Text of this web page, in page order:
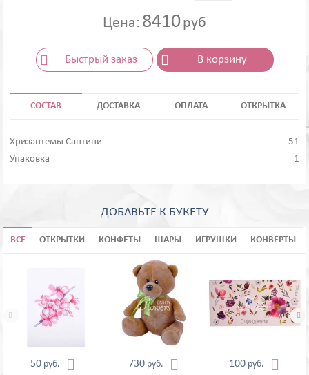
Цена: 8410руб
Быстрый заказ В корзину
СОСТАВ ДОСТАВКА ОПЛАТА ОТКРЫТКА
Хризантемы Сантини
51
Упаковка
1
ДОБАВЬТЕ К БУКЕТУ
ВСЕ ОТКРЫТКИ КОНФЕТЫ ШАРЫ ИГРУШКИ КОНВЕРТЫ
50 руб.  730 руб.  100 руб. 
 